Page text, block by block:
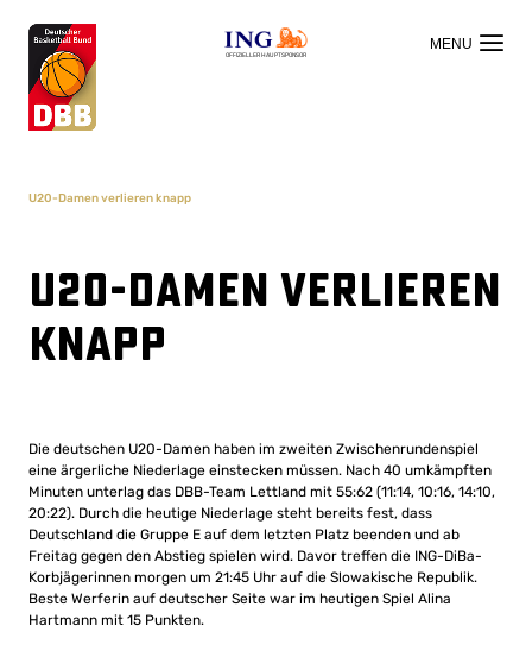
OFFIZIELLER HAUPTSPONSOR
U20-Damen verlieren knapp
U20-Damen verlieren
knapp
Die deutschen U20-Damen haben im zweiten Zwischenrundenspiel
eine ärgerliche Niederlage einstecken müssen. Nach 40 umkämpften
Minuten unterlag das DBB-Team Lettland mit 55:62 (11:14, 10:16, 14:10,
20:22). Durch die heutige Niederlage steht bereits fest, dass
Deutschland die Gruppe E auf dem letzten Platz beenden und ab
Freitag gegen den Abstieg spielen wird. Davor treffen die ING-DiBa-
Korbjägerinnen morgen um 21:45 Uhr auf die Slowakische Republik.
Beste Werferin auf deutscher Seite war im heutigen Spiel Alina
Hartmann mit 15 Punkten.